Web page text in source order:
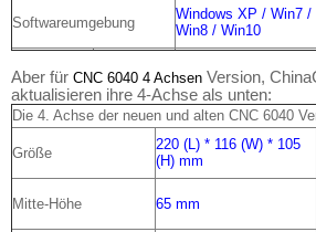
Softwareumgebung
Windows XP / Win7 /
Win8 / Win10
Aber für CNC 6040 4 Achsen Version,
aktualisieren ihre 4-Achse als unten:
Die 4. Achse der neuen und alten CNC 6040
Größe
220 (L) * 116 (W) * 105
(H) mm
Mitte-Höhe 65 mm